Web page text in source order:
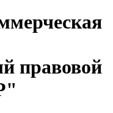
правовой